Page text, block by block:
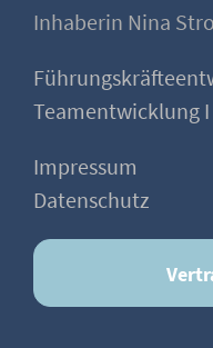
Inhaberin Nina
Teamentwicklung
Impressum
Datenschutz